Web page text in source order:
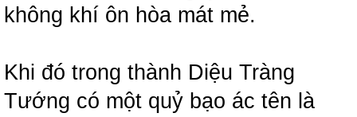
không khí ôn hòa mát mẻ.
Khi đó trong thành Diệu Tràng
Tướng có một quỷ bạo ác tên là